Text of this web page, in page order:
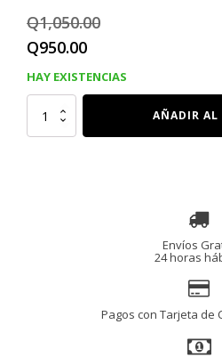
Q1,050.00
El
precio
original
era:
Q950.00El
precio
actual
HAY EXISTENCIAS
ARIANA
GRANDE
U
AÑADIR AL
Envíos
24 horas
Pagos con Tarjeta de